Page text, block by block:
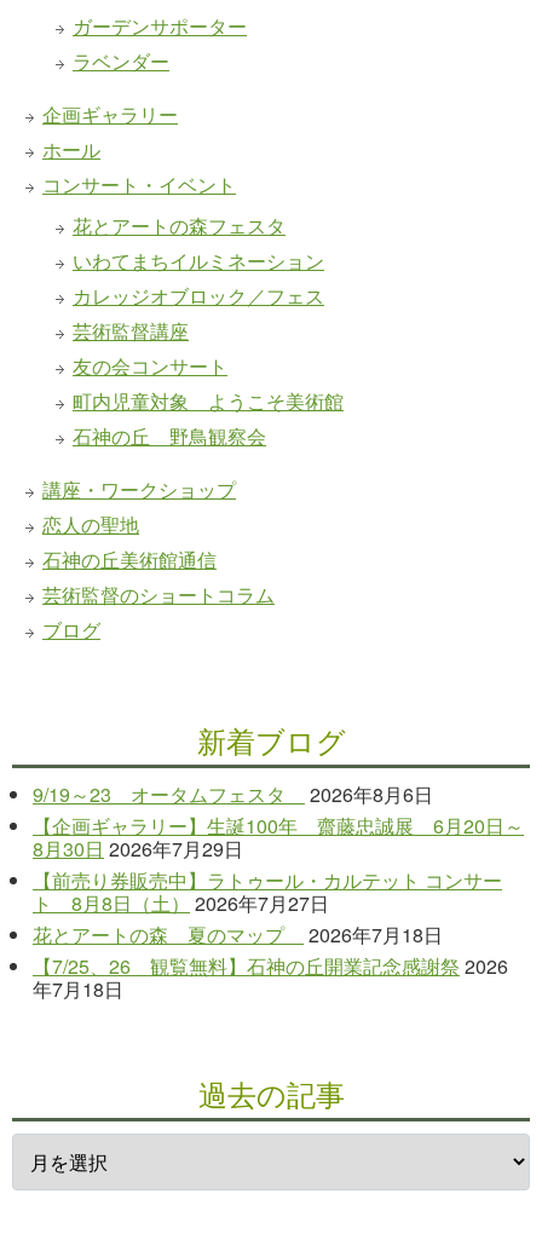
ガーデンサポーター
ラベンダー
企画ギャラリー
ホール
コンサート・イベント
花とアートの森フェスタ
いわてまちイルミネーション
カレッジオブロック／フェス
芸術監督講座
友の会コンサート
町内児童対象 ようこそ美術館
石神の丘 野鳥観察会
講座・ワークショップ
恋人の聖地
石神の丘美術館通信
芸術監督のショートコラム
ブログ
新着ブログ
9/19～23 オータムフェスタ
2026年8月6日
【企画ギャラリー】生誕100年 齋藤忠誠展 6月20日～
8月30日 2026年7月29日
【前売り券販売中】ラトゥール・カルテット コンサー
ト 8月8日（土）
2026年7月27日
花とアートの森 夏のマップ
2026年7月18日
【7/25、26 観覧無料】石神の丘開業記念感謝祭 2026
年7月18日
過去の記事